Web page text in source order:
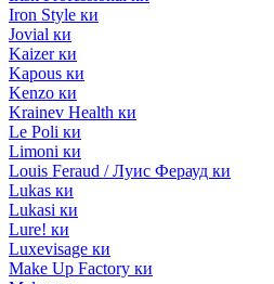
Iron Style ки
Jovial ки
Kaizer ки
Kapous ки
Kenzo ки
Krainev Health ки
Le Poli ки
Limoni ки
Louis Feraud / Луис Ферауд ки
Lukas ки
Lukasi ки
Lure! ки
Luxevisage ки
Make Up Factory ки